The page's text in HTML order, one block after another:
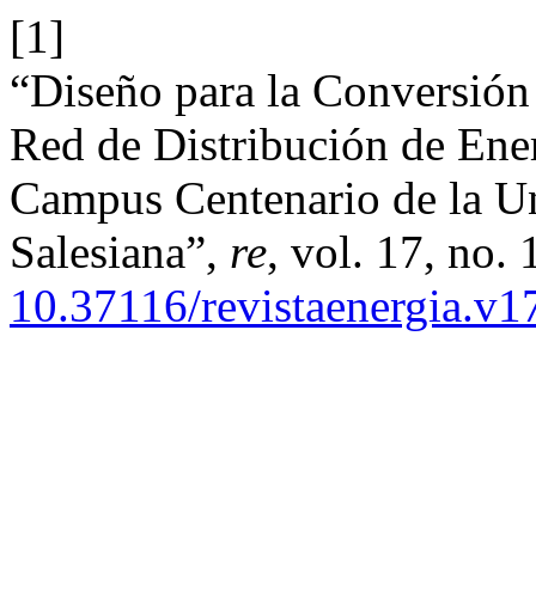
[1]
“Diseño para la
Red de Distribución de
Campus Centenario de la
Salesiana”, re, vol. 17, no.
10.37116/